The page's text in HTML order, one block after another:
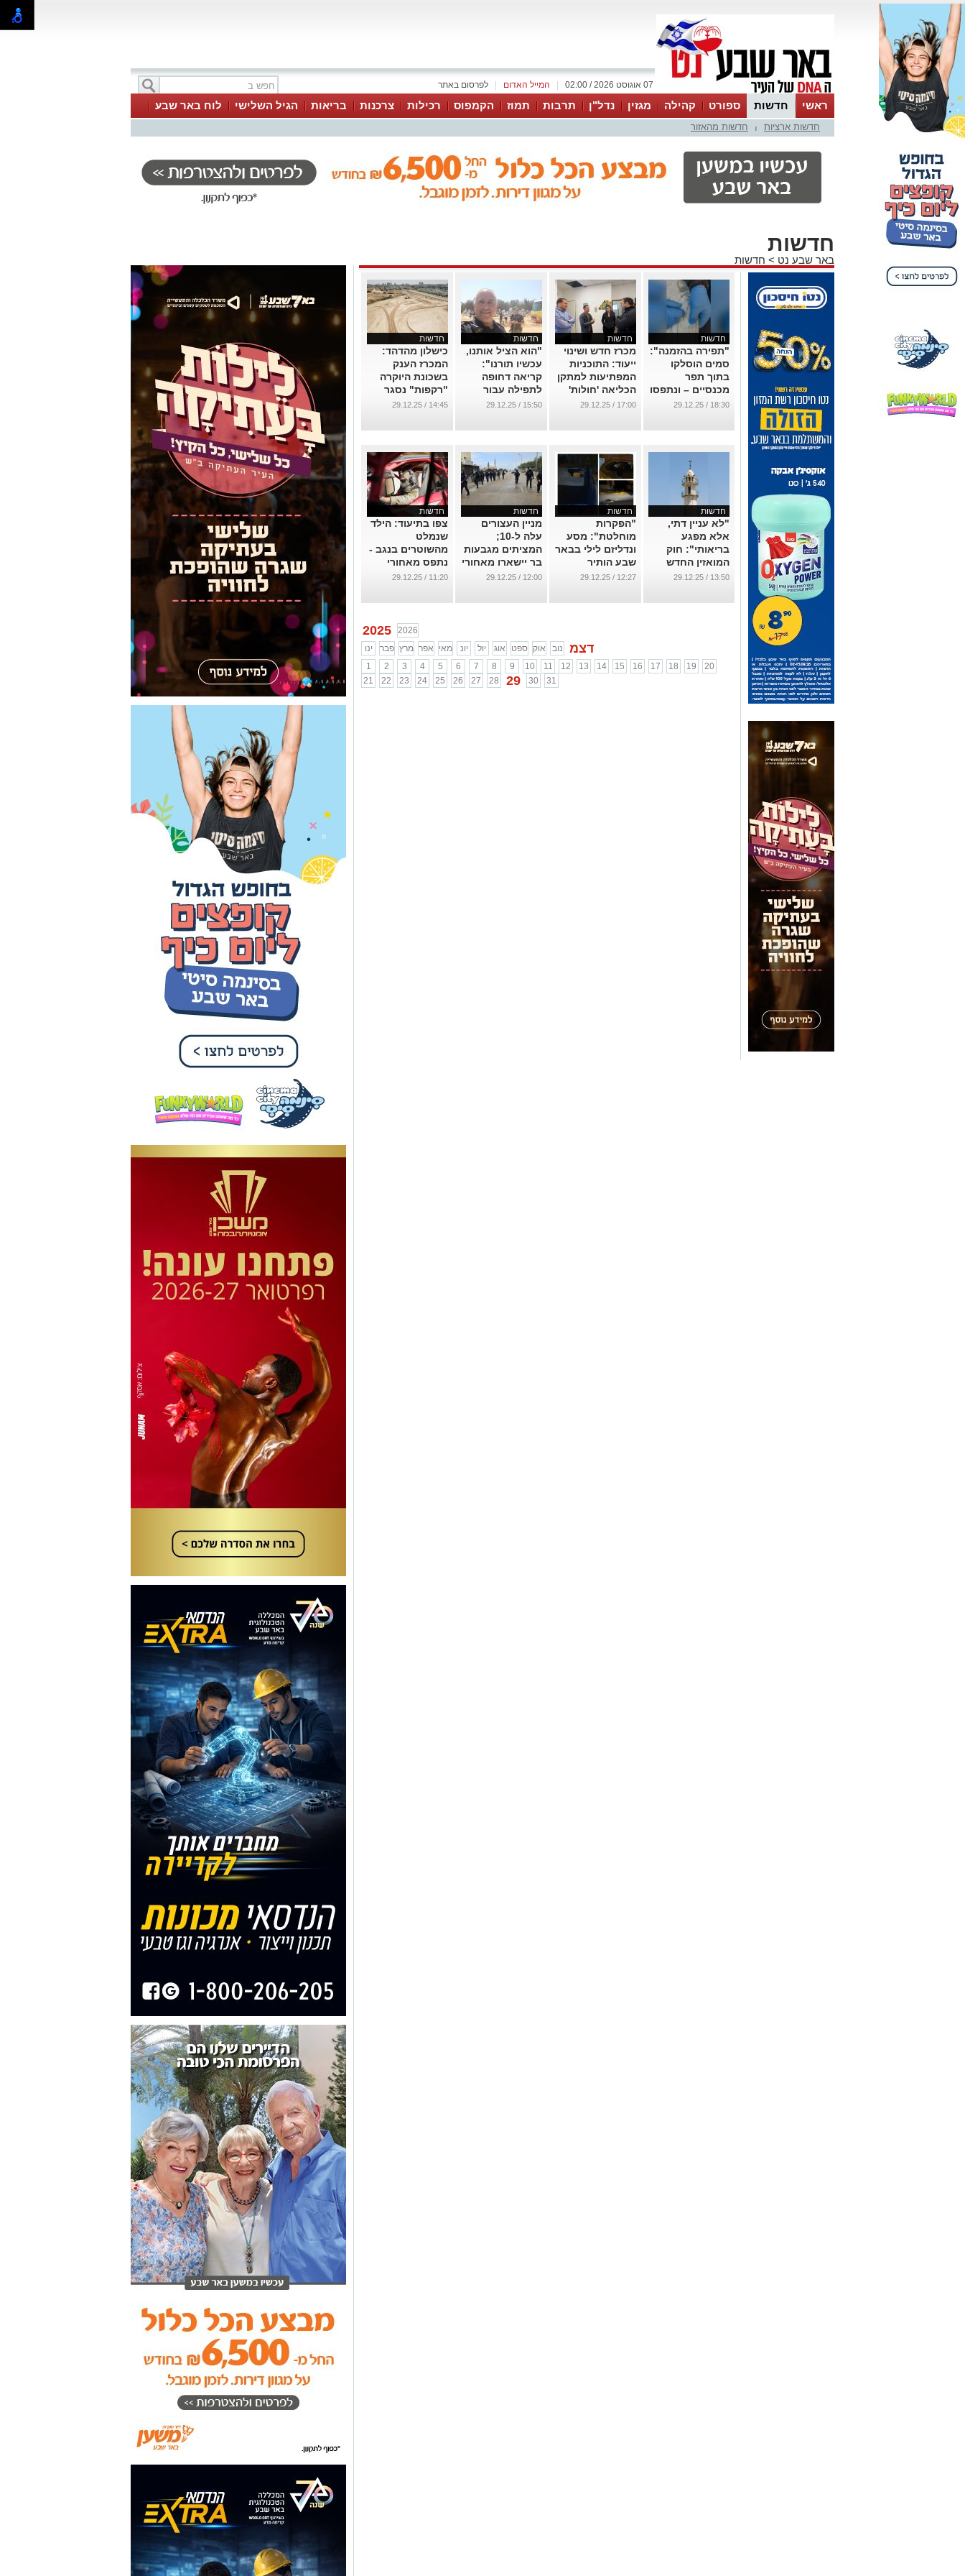
לפרסום באתר המייל האדום 07 אוגוסט 2026 / 02:00
ראשי חדשות ספורט קהילה מגזין נדל"ן תרבות תמוז הקמפוס רכילות צרכנות בריאות הגיל השלישי
לוח באר שבע
עסקים
טיפים והמלצותחדשות ארציות חדשות מהאזור
חדשות
באר שבע נט > חדשות
חדשות
"תפירה בהזמנה":
סמים הוסלקו
בתוך תפר
מכנסיים – ונתפסו
בכלא אל
18:30 / 29.12.25
חדשות
מכרז חדש ושינוי
ייעוד: התוכניות
המפתיעות למתקן
הכליאה 'חולות'
...
17:00 / 29.12.25
חדשות
"הוא הציל אותנו,
עכשיו תורנו":
קריאה דחופה
לתפילה עבור
גיבור ה-7.10
...
15:50 / 29.12.25
חדשות
כישלון מהדהד:
המכרז הענק
בשכונת היוקרה
"רקפות" נסגר
ללא מציע אחד
14:45 / 29.12.25
חדשות
"לא עניין דתי,
אלא מפגע
בריאותי": חוק
המואזין החדש
יוצא לדרך; בעומר
...
13:50 / 29.12.25
חדשות
"הפקרות
מוחלטת": מסע
ונדליזם לילי בבאר
שבע הותיר
עשרות רכבים
...
12:27 / 29.12.25
חדשות
מניין העצורים
עלה ל-10;
המציתים מגבעות
בר יישארו מאחורי
סורג ובריח
12:00 / 29.12.25
חדשות
צפו בתיעוד: הילד
שנמלט
מהשוטרים בנגב -
נתפס מאחורי
ההגה
11:20 / 29.12.25
2025
2026
ינו
פבר מרץ אפר מאי יונ יול אוג ספט אוק נוב דצמ
1 2 3 4 5 6 7 8 9 10 11 12 13 14 15 16 17 18 19
20
21
22 23 24 25 26 27 28 29 30 31